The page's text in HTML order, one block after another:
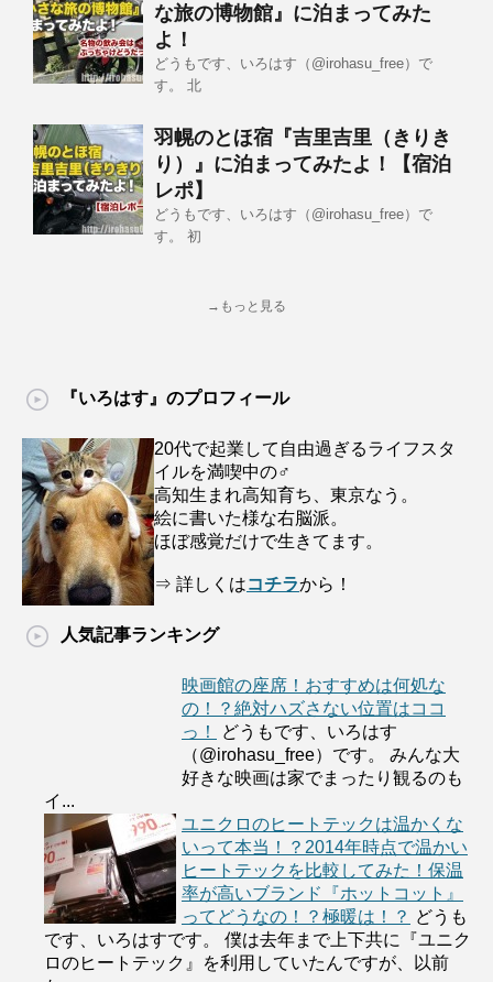
な旅の博物館』に泊まってみた
よ！
どうもです、いろはす（@irohasu_free）で
す。 北
羽幌のとほ宿『吉里吉里（きりき
り）』に泊まってみたよ！【宿泊
レポ】
どうもです、いろはす（@irohasu_free）で
す。 初
→もっと見る
『いろはす』のプロフィール
20代で起業して自由過ぎるライフスタ
イルを満喫中の♂
高知生まれ高知育ち、東京なう。
絵に書いた様な右脳派。
ほぼ感覚だけで生きてます。
⇒ 詳しくはコチラから！
人気記事ランキング
映画館の座席！おすすめは何処な
の！？絶対ハズさない位置はココ
っ！
どうもです、いろはす
（@irohasu_free）です。 みんな大
好きな映画は家でまったり観るのも
イ...
ユニクロのヒートテックは温かくな
いって本当！？2014年時点で温かい
ヒートテックを比較してみた！保温
率が高いブランド『ホットコット』
ってどうなの！？極暖は！？ どうも
です、いろはすです。 僕は去年まで上下共に『ユニク
ロのヒートテック』を利用していたんですが、以前